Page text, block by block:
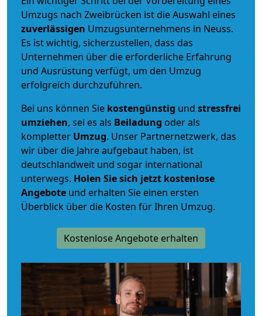
Umzugs nach Zweibrücken ist die Auswahl eines
zuverlässigen Umzugsunternehmens in Neuss.
Es ist wichtig, sicherzustellen, dass das
Unternehmen über die erforderliche Erfahrung
und Ausrüstung verfügt, um den Umzug
erfolgreich durchzuführen.
Bei uns können Sie kostengünstig und stressfrei
umziehen, sei es als Beiladung oder als
kompletter Umzug. Unser Partnernetzwerk, das
wir über die Jahre aufgebaut haben, ist
deutschlandweit und sogar international
unterwegs. Holen Sie sich jetzt kostenlose
Angebote und erhalten Sie einen ersten
Überblick über die Kosten für Ihren Umzug.
Kostenlose Angebote erhalten